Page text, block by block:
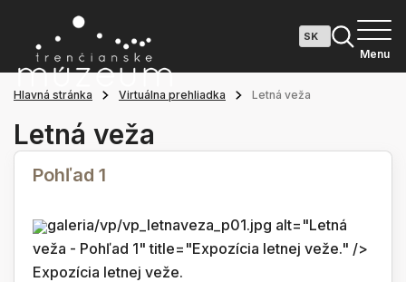
Menu
Hlavná stránka Virtuálna prehliadka Letná veža
Letná veža
Pohľad 1
galeria/vp/vp_letnaveza_p01.jpg alt="Letná
veža - Pohľad 1" title="Expozícia letnej veže." />
Expozícia letnej veže.